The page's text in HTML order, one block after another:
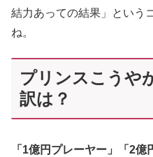
結力あっての結果」という
ね。
プリンスこうや
訳は？
「1億円プレーヤー」「2億